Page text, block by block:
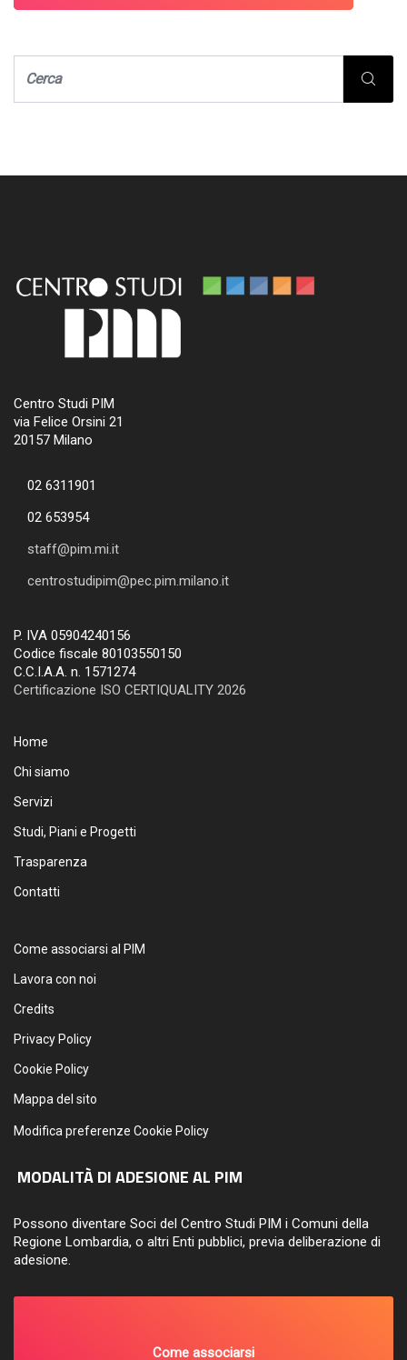
Centro Studi PIM
via Felice Orsini 21
20157 Milano
02 6311901
02 653954
staff@pim.mi.it
centrostudipim@pec.pim.milano.it
P. IVA 05904240156
Codice fiscale 80103550150
C.C.I.A.A. n. 1571274
Certificazione ISO CERTIQUALITY 2026
Home
Chi siamo
Servizi
Studi, Piani e Progetti
Trasparenza
Contatti
Come associarsi al PIM
Lavora con noi
Credits
Privacy Policy
Cookie Policy
Mappa del sito
Modifica preferenze Cookie Policy
MODALITÀ DI ADESIONE AL PIM
Possono diventare Soci del Centro Studi PIM i Comuni della
Regione Lombardia, o altri Enti pubblici, previa deliberazione di
adesione.
Come associarsi